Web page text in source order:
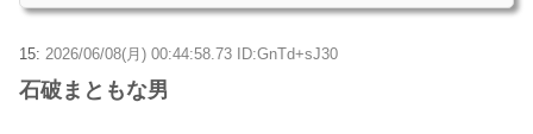
15: 2026/06/08(月) 00:44:58.73 ID:GnTd+sJ30
石破まともな男